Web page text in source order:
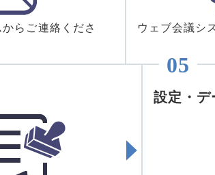
らご連絡くださ
ウェブ会議シ
設定・デ